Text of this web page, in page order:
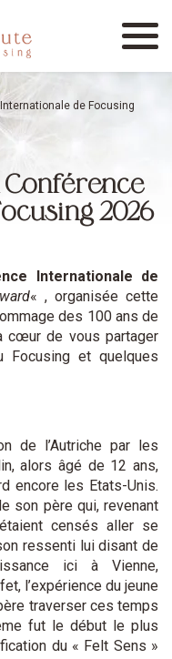
Menu
de Focusing
2026
Internationale de
« , organisée cette
des 100 ans de
cœur de vous partager
Focusing et quelques
de l’Autriche par les
alors âgé de 12 ans,
encore les Etats-Unis.
son père qui, revenant
censés aller se
ressenti lui disant de
ici à Vienne,
l’expérience du jeune
traverser ces temps
fut le début le plus
du « Felt Sens »